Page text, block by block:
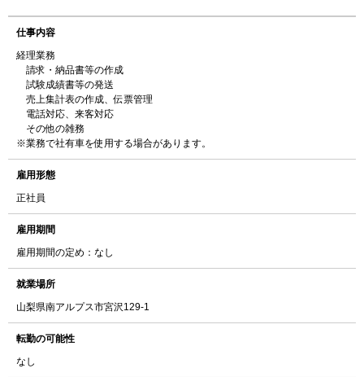
仕事内容
経理業務
請求・納品書等の作成
試験成績書等の発送
売上集計表の作成、伝票管理
電話対応、来客対応
その他の雑務
※業務で社有車を使用する場合があります。
雇用形態
正社員
雇用期間
雇用期間の定め：なし
就業場所
山梨県南アルプス市宮沢129-1
転勤の可能性
なし